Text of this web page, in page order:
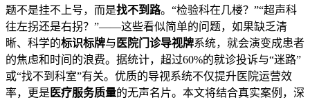
题不是挂不上号，而是找不到路。“检验科在几楼？”“超声科
往左拐还是右拐？”——这些看似简单的问题，如果缺乏清
晰、科学的标识标牌与 医院门诊导视牌系统，就会演变成患者
的焦虑和时间的浪费。据统计，超过60%的就诊投诉与“迷路”
或“找不到科室”有关。优质的导视系统不仅提升医院运营效
率，更是 医疗服务质量的无声名片。本文将结合真实案例，深